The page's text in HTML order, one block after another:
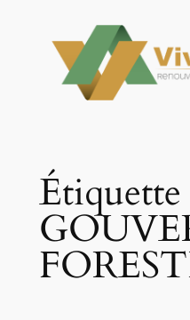
contenu
Étiquette